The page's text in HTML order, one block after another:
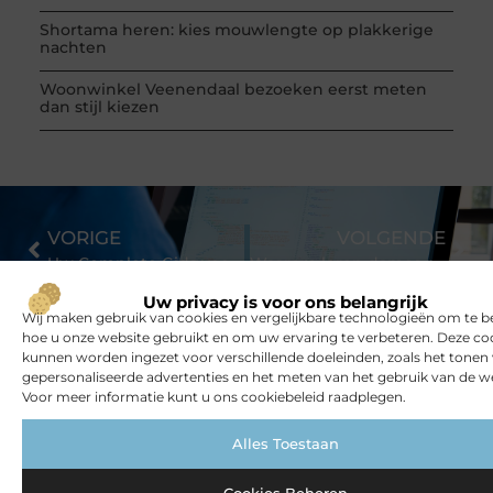
Uw privacy is voor ons belangrijk
Wij maken gebruik van cookies en vergelijkbare technologieën om te
hoe u onze website gebruikt en om uw ervaring te verbeteren. Deze
kunnen worden ingezet voor verschillende doeleinden, zoals het tonen
gepersonaliseerde advertenties en het meten van het gebruik van de
Voor meer informatie kunt u ons cookiebeleid raadplegen.
Alles Toestaan
Shortama heren: kies mouwlengte op plakkerige
nachten
Woonwinkel Veenendaal bezoeken eerst meten
dan stijl kiezen
Bekijk meer informatie over
Sanjahamelink.nl
VORIGE
Uw Complete Gids voor het Vinden van de Juiste Stukadoor in Arnhem
VOLGENDE
Waarom leren dames riemen een stijlvolle toevoeging zijn